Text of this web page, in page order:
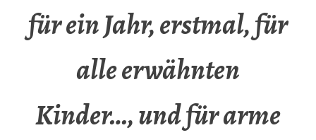
für ein Jahr, erstmal, für
alle erwähnten
Kinder…, und für arme